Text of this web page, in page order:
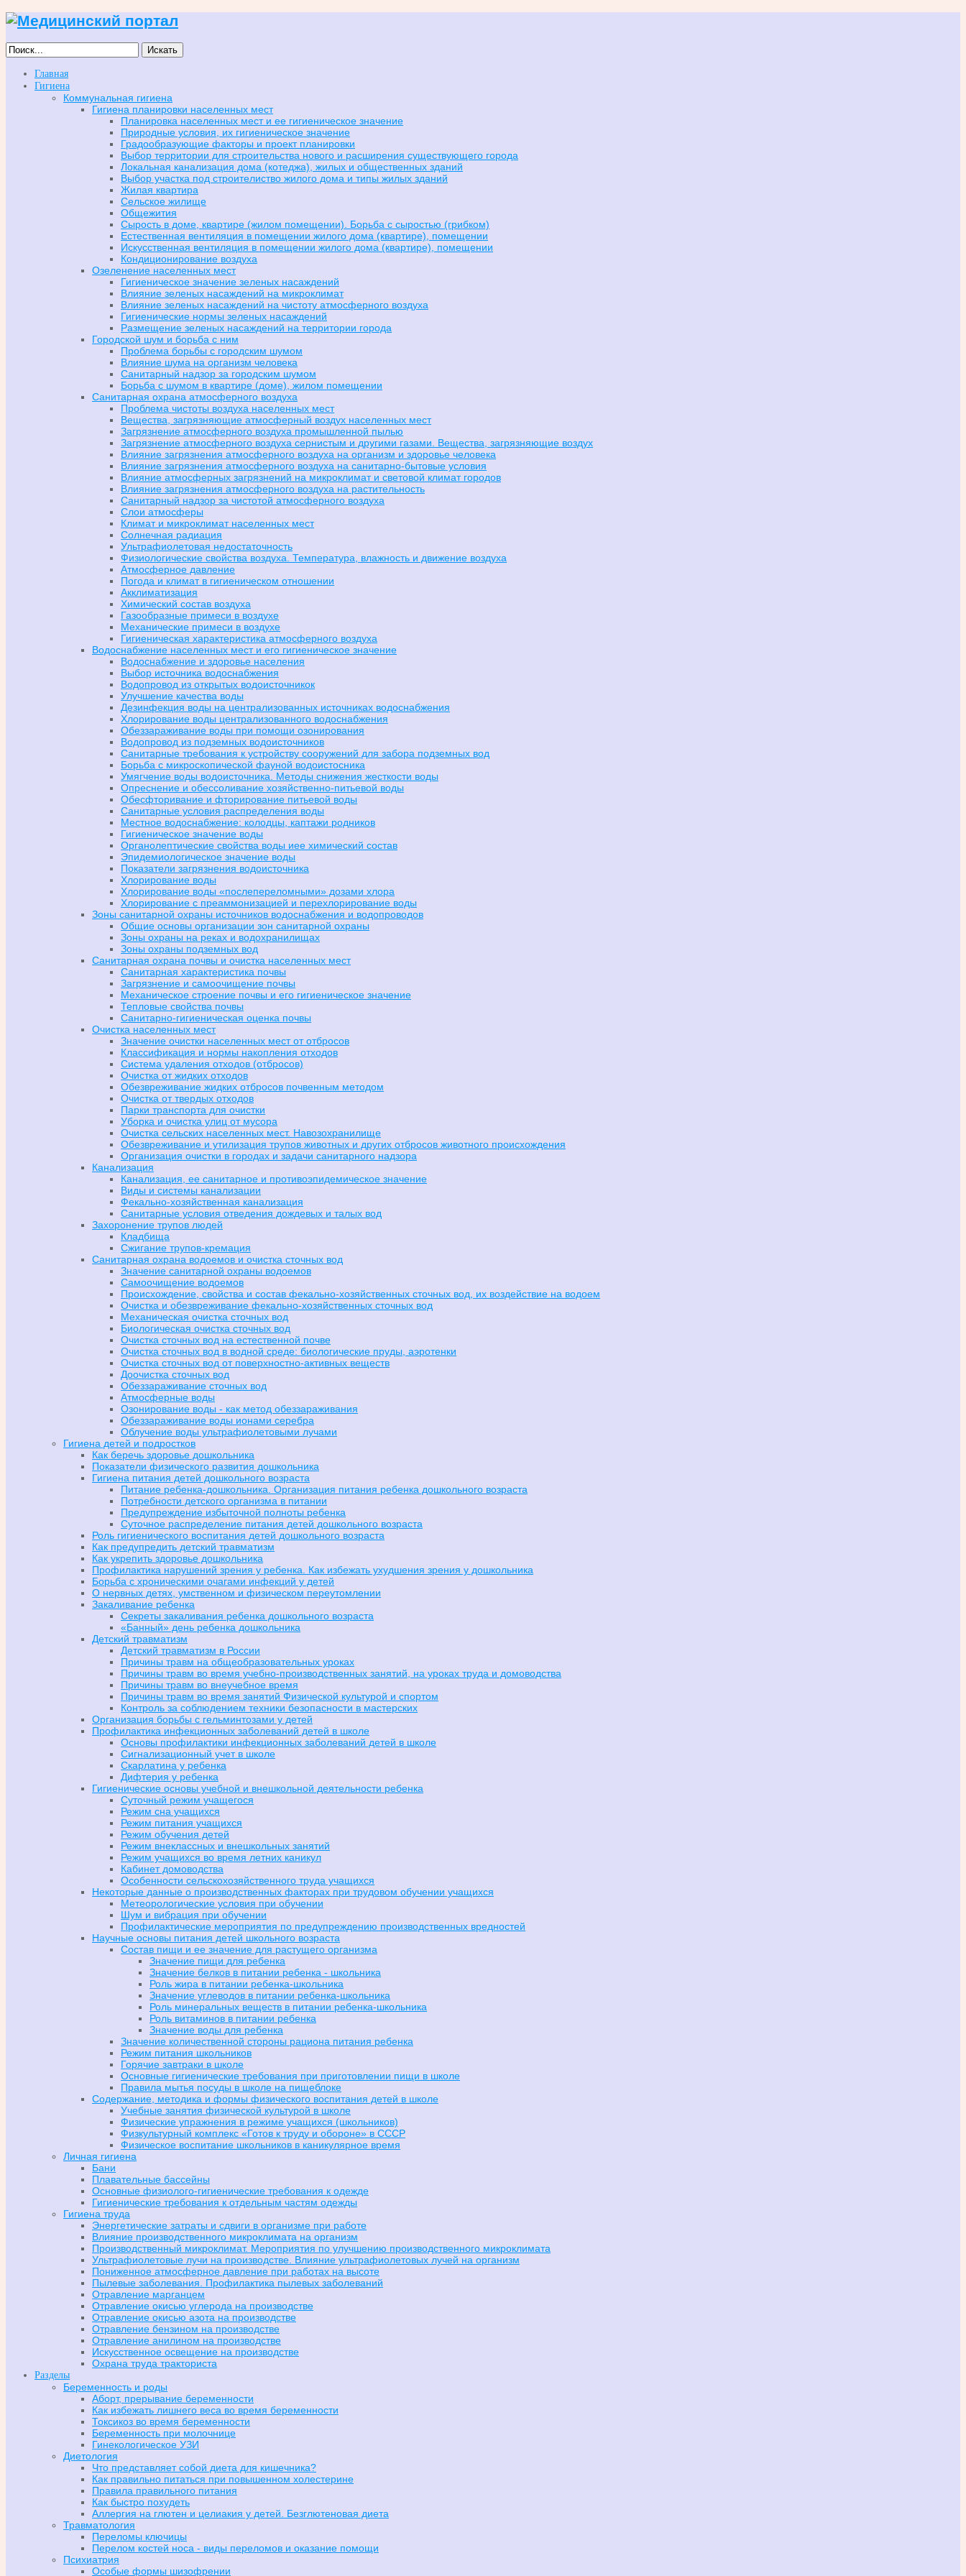
Искать
Главная
Гигиена
Коммунальная гигиена
Гигиена планировки населенных мест
Планировка населенных мест и ее гигиеническое значение
Природные условия, их гигиеническое значение
Градообразующие факторы и проект планировки
Выбор территории для строительства нового и расширения существующего города
Локальная канализация дома (котеджа), жилых и общественных зданий
Выбор участка под строителиство жилого дома и типы жилых зданий
Жилая квартира
Сельское жилище
Общежития
Сырость в доме, квартире (жилом помещении). Борьба с сыростью (грибком)
Естественная вентиляция в помещении жилого дома (квартире), помещении
Искусственная вентиляция в помещении жилого дома (квартире), помещении
Кондиционирование воздуха
Озеленение населенных мест
Гигиеническое значение зеленых насаждений
Влияние зеленых насаждений на микроклимат
Влияние зеленых насаждений на чистоту атмосферного воздуха
Гигиенические нормы зеленых насаждений
Размещение зеленых насаждений на территории города
Городской шум и борьба с ним
Проблема борьбы с городским шумом
Влияние шума на организм человека
Санитарный надзор за городским шумом
Борьба с шумом в квартире (доме), жилом помещении
Санитарная охрана атмосферного воздуха
Проблема чистоты воздуха населенных мест
Вещества, загрязняющие атмосферный воздух населенных мест
Загрязнение атмосферного воздуха промышленной пылью
Загрязнение атмосферного воздуха сернистым и другими газами. Вещества, загрязняющие воздух
Влияние загрязнения атмосферного воздуха на организм и здоровье человека
Влияние загрязнения атмосферного воздуха на санитарно-бытовые условия
Влияние атмосферных загрязнений на микроклимат и световой климат городов
Влияние загрязнения атмосферного воздуха на растительность
Санитарный надзор за чистотой атмосферного воздуха
Слои атмосферы
Климат и микроклимат населенных мест
Солнечная радиация
Ультрафиолетовая недостаточность
Физиологические свойства воздуха. Температура, влажность и движение воздуха
Атмосферное давление
Погода и климат в гигиеническом отношении
Акклиматизация
Химический состав воздуха
Газообразные примеси в воздухе
Механические примеси в воздухе
Гигиеническая характеристика атмосферного воздуха
Водоснабжение населенных мест и его гигиеническое значение
Водоснабжение и здоровье населения
Выбор источника водоснабжения
Водопровод из открытых водоисточникок
Улучшение качества воды
Дезинфекция воды на централизованных источниках водоснабжения
Хлорирование воды централизованного водоснабжения
Обеззараживание воды при помощи озонирования
Водопровод из подземных водоисточников
Санитарные требования к устройству сооружений для забора подземных вод
Борьба с микроскопической фауной водоистосника
Умягчение воды водоисточника. Методы снижения жесткости воды
Опреснение и обессоливание хозяйственно-питьевой воды
Обесфторивание и фторирование питьевой воды
Санитарные условия распределения воды
Местное водоснабжение: колодцы, каптажи родников
Гигиеническое значение воды
Органолептические свойства воды иее химический состав
Эпидемиологическое значение воды
Показатели загрязнения водоисточника
Хлорирование воды
Хлорирование воды «послепереломными» дозами хлора
Хлорирование с преаммонизацией и перехлорирование воды
Зоны санитарной охраны источников водоснабжения и водопроводов
Общие основы организации зон санитарной охраны
Зоны охраны на реках и водохранилищах
Зоны охраны подземных вод
Санитарная охрана почвы и очистка населенных мест
Санитарная характеристика почвы
Загрязнение и самоочищение почвы
Механическое строение почвы и его гигиеническое значение
Тепловые свойства почвы
Санитарно-гигиеническая оценка почвы
Очистка населенных мест
Значение очистки населенных мест от отбросов
Классификация и нормы накопления отходов
Система удаления отходов (отбросов)
Очистка от жидких отходов
Обезвреживание жидких отбросов почвенным методом
Очистка от твердых отходов
Парки транспорта для очистки
Уборка и очистка улиц от мусора
Очистка сельских населенных мест. Навозохранилище
Обезвреживание и утилизация трупов животных и других отбросов животного происхождения
Организация очистки в городах и задачи санитарного надзора
Канализация
Канализация, ее санитарное и противоэпидемическое значение
Виды и системы канализации
Фекально-хозяйственная канализация
Санитарные условия отведения дождевых и талых вод
Захоронение трупов людей
Кладбища
Сжигание трупов-кремация
Санитарная охрана водоемов и очистка сточных вод
Значение санитарной охраны водоемов
Самоочищение водоемов
Происхождение, свойства и состав фекально-хозяйственных сточных вод, их воздействие на водоем
Очистка и обезвреживание фекально-хозяйственных сточных вод
Механическая очистка сточных вод
Биологическая очистка сточных вод
Очистка сточных вод на естественной почве
Очистка сточных вод в водной среде: биологические пруды, аэротенки
Очистка сточных вод от поверхностно-активных веществ
Доочистка сточных вод
Обеззараживание сточных вод
Атмосферные воды
Озонирование воды - как метод обеззараживания
Обеззараживание воды ионами серебра
Облучение воды ультрафиолетовыми лучами
Гигиена детей и подростков
Как беречь здоровье дошкольника
Показатели физического развития дошкольника
Гигиена питания детей дошкольного возраста
Питание ребенка-дошкольника. Организация питания ребенка дошкольного возраста
Потребности детского организма в питании
Предупреждение избыточной полноты ребенка
Суточное распределение питания детей дошкольного возраста
Роль гигиенического воспитания детей дошкольного возраста
Как предупредить детский травматизм
Как укрепить здоровье дошкольника
Профилактика нарушений зрения у ребенка. Как избежать ухудшения зрения у дошкольника
Борьба с хроническими очагами инфекций у детей
О нервных детях, умственном и физическом переутомлении
Закаливание ребенка
Секреты закаливания ребенка дошкольного возраста
«Банный» день ребенка дошкольника
Детский травматизм
Детский травматизм в России
Причины травм на общеобразовательных уроках
Причины травм во время учебно-производственных занятий, на уроках труда и домоводства
Причины травм во внеучебное время
Причины травм во время занятий Физической культурой и спортом
Контроль за соблюдением техники безопасности в мастерских
Организация борьбы с гельминтозами у детей
Профилактика инфекционных заболеваний детей в школе
Основы профилактики инфекционных заболеваний детей в школе
Сигнализационный учет в школе
Скарлатина у ребенка
Дифтерия у ребенка
Гигиенические основы учебной и внешкольной деятельности ребенка
Суточный режим учащегося
Режим сна учащихся
Режим питания учащихся
Режим обучения детей
Режим внеклассных и внешкольных занятий
Режим учащихся во время летних каникул
Кабинет домоводства
Особенности сельскохозяйственного труда учащихся
Некоторые данные о производственных факторах при трудовом обучении учащихся
Метеорологические условия при обучении
Шум и вибрация при обучении
Профилактические мероприятия по предупреждению производственных вредностей
Научные основы питания детей школьного возраста
Состав пищи и ее значение для растущего организма
Значение пищи для ребенка
Значение белков в питании ребенка - школьника
Роль жира в питании ребенка-школьника
Значение углеводов в питании ребенка-школьника
Роль минеральных веществ в питании ребенка-школьника
Роль витаминов в питании ребенка
Значение воды для ребенка
Значение количественной стороны рациона питания ребенка
Режим питания школьников
Горячие завтраки в школе
Основные гигиенические требования при приготовлении пищи в школе
Правила мытья посуды в школе на пищеблоке
Содержание, методика и формы физического воспитания детей в школе
Учебные занятия физической культурой в школе
Физические упражнения в режиме учащихся (школьников)
Физкультурный комплекс «Готов к труду и обороне» в СССР
Физическое воспитание школьников в каникулярное время
Личная гигиена
Бани
Плавательные бассейны
Основные физиолого-гигиенические требования к одежде
Гигиенические требования к отдельным частям одежды
Гигиена труда
Энергетические затраты и сдвиги в организме при работе
Влияние производственного микроклимата на организм
Производственный микроклимат. Мероприятия по улучшению производственного микроклимата
Ультрафиолетовые лучи на производстве. Влияние ультрафиолетовых лучей на организм
Пониженное атмосферное давление при работах на высоте
Пылевые заболевания. Профилактика пылевых заболеваний
Отравление марганцем
Отравление окисью углерода на производстве
Отравление окисью азота на производстве
Отравление бензином на производстве
Отравление анилином на производстве
Искусственное освещение на производстве
Охрана труда тракториста
Разделы
Беременность и роды
Аборт, прерывание беременности
Как избежать лишнего веса во время беременности
Токсикоз во время беременности
Беременность при молочнице
Гинекологическое УЗИ
Диетология
Что представляет собой диета для кишечника?
Как правильно питаться при повышенном холестерине
Правила правильного питания
Как быстро похудеть
Аллергия на глютен и целиакия у детей. Безглютеновая диета
Травматология
Переломы ключицы
Перелом костей носа - виды переломов и оказание помощи
Психиатрия
Особые формы шизофрении